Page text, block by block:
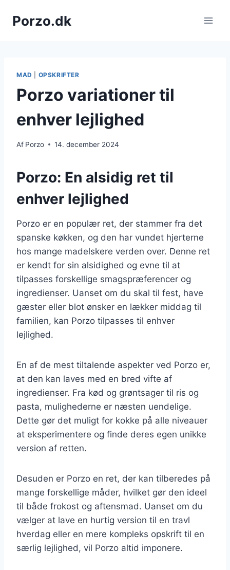
Porzo.dk
MAD OPSKRIFTER
Porzo variationer til
enhver lejlighed
Af Porzo 14. december 2024
Porzo: En alsidig ret til
enhver lejlighed
Porzo er en populær ret, der stammer fra det
spanske køkken, og den har vundet hjerterne
hos mange madelskere verden over. Denne ret
er kendt for sin alsidighed og evne til at
tilpasses forskellige smagspræferencer og
ingredienser. Uanset om du skal til fest, have
gæster eller blot ønsker en lækker middag til
familien, kan Porzo tilpasses til enhver
lejlighed.
En af de mest tiltalende aspekter ved Porzo er,
at den kan laves med en bred vifte af
ingredienser. Fra kød og grøntsager til ris og
pasta, mulighederne er næsten uendelige.
Dette gør det muligt for kokke på alle niveauer
at eksperimentere og finde deres egen unikke
version af retten.
Desuden er Porzo en ret, der kan tilberedes på
mange forskellige måder, hvilket gør den ideel
til både frokost og aftensmad. Uanset om du
vælger at lave en hurtig version til en travl
hverdag eller en mere kompleks opskrift til en
særlig lejlighed, vil Porzo altid imponere.